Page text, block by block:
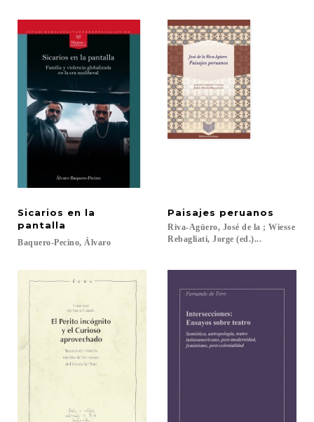
Sicarios en la
pantalla
Baquero-Pecino, Álvaro
Paisajes peruanos
Riva-Agüero, José de la ; Wiesse
Rebagliati, Jorge (ed.)...